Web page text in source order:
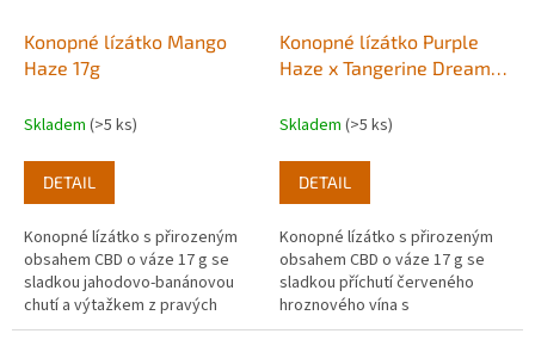
Konopné lízátko Mango
Haze 17g
Skladem (>5 ks)
DETAIL
Konopné lízátko s přirozeným
obsahem CBD o váze 17 g se
sladkou jahodovo-banánovou
chutí a výtažkem z pravých
rostlin konopí. Balení 1ks.
Konopné lízátko Purple
Haze x Tangerine Dream
Skladem (>5 ks)
DETAIL
Konopné lízátko s přirozeným
obsahem CBD o váze 17 g se
sladkou příchutí červeného
hroznového vína s
mandarinkami a výtažkem z